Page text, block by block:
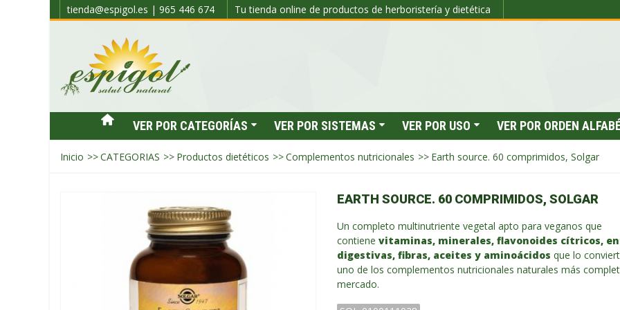
tienda@espigol.es | 965 446 674 Tu tienda online de productos de herboristería y dietética
VER POR CATEGORÍAS VER POR SISTEMAS VER POR USO VER POR ORDEN
Inicio >>CATEGORIAS >> Productos dietéticos >>Complementos nutricionales >> Earth source. 60 comprimidos, Solgar
EARTH SOURCE. 60 COMPRIMIDOS, SOLGAR
Un completo multinutriente vegetal apto para veganos que
contiene vitaminas, minerales, flavonoides cítricos,
digestivas, fibras, aceites y aminoácidos que lo
uno de los complementos nutricionales naturales más
mercado.